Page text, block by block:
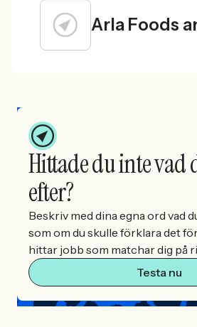
Arla Foods
Hittade du inte vad
efter?
Beskriv med dina egna ord vad
som om du skulle förklara det
hittar jobb som matchar dig på
Testa nu